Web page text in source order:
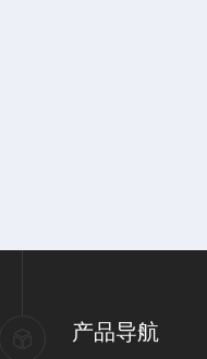
产品导航